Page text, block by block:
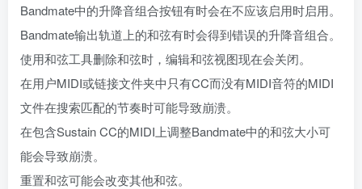
Bandmate中的升降音组合按钮有时会在不应该启用时启用。
Bandmate输出轨道上的和弦有时会得到错误的升降音组合。
使用和弦工具删除和弦时，编辑和弦视图现在会关闭。
在用户MIDI或链接文件夹中只有CC而没有MIDI音符的MIDI
文件在搜索匹配的节奏时可能导致崩溃。
在包含Sustain CC的MIDI上调整Bandmate中的和弦大小可
能会导致崩溃。
重置和弦可能会改变其他和弦。